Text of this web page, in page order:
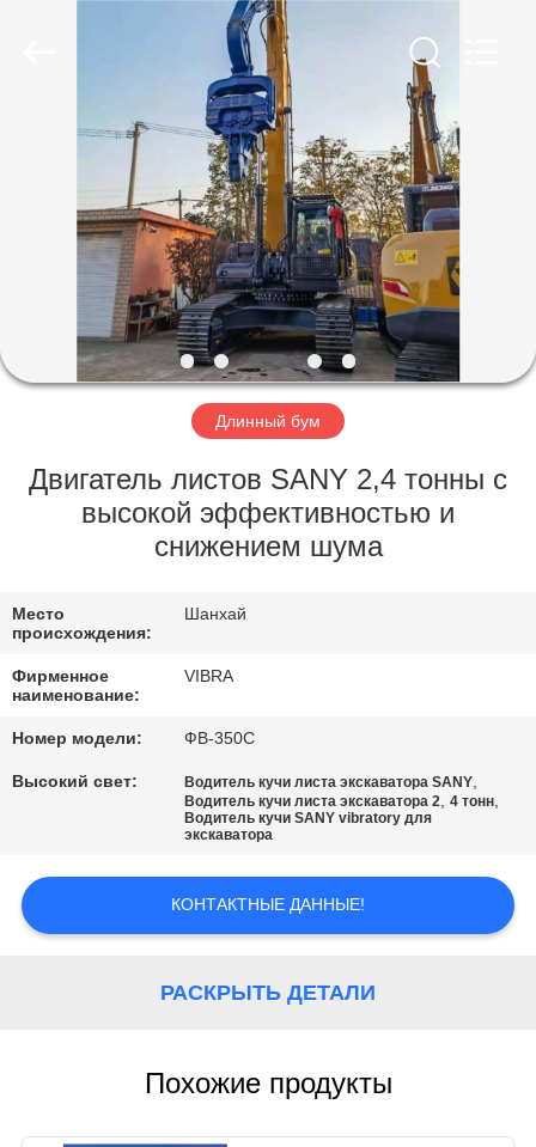
ДОМ
ПРОДУКТЫ
О
ПУТЕШЕСТВИЕ
ФАБРИКИ
ПРОВЕРКА
КАЧЕСТВА
СВЯЖИТЕСЬ
МЫ
СЛУЧАИ
СПРОСИТЕ
Длинный бум
Двигатель листов SANY 2,4 тонны с
высокой эффективностью и
снижением шума
Место
происхождения:
Шанхай
Фирменное
наименование:
VIBRA
Номер модели: ФВ-350С
Высокий свет: Водитель кучи листа экскаватора SANY,
Водитель кучи листа экскаватора 2,4 тонн,
Водитель кучи SANY vibratory для
экскаватора
КОНТАКТНЫЕ ДАННЫЕ!
РАСКРЫТЬ ДЕТАЛИ
Похожие продукты